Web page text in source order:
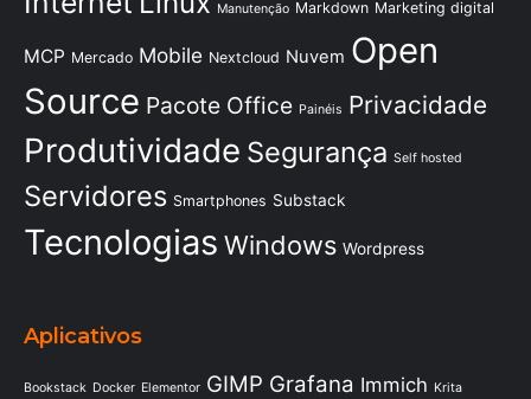
Manutenção Markdown Marketing digital
MCP Mercado Mobile Nextcloud Nuvem Open
Source Pacote Office Painéis Privacidade
Produtividade Segurança Self hosted
Servidores Smartphones Substack
Tecnologias Windows Wordpress
Aplicativos
Bookstack Docker Elementor GIMP Grafana Immich Krita